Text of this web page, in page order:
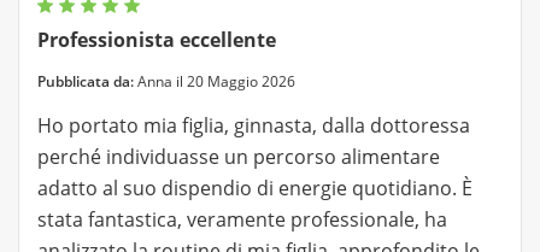
Professionista eccellente
Pubblicata da:Anna il 20 Maggio 2026
Ho portato mia figlia, ginnasta, dalla dottoressa
perché individuasse un percorso alimentare
adatto al suo dispendio di energie quotidiano. È
stata fantastica, veramente professionale, ha